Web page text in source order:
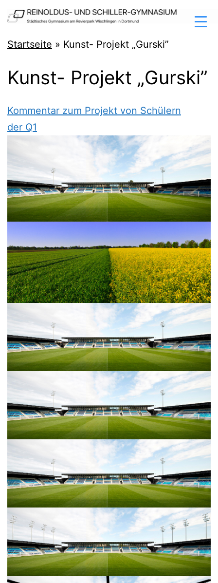
Zum
Inhalt
springen
Reinoldus-
Schiller-
Dortmund
Startseite » Kunst- Projekt „Gurski”
Kunst- Projekt „Gurski”
Kom­men­tar zum Pro­jekt von Schü­lern
der Q1